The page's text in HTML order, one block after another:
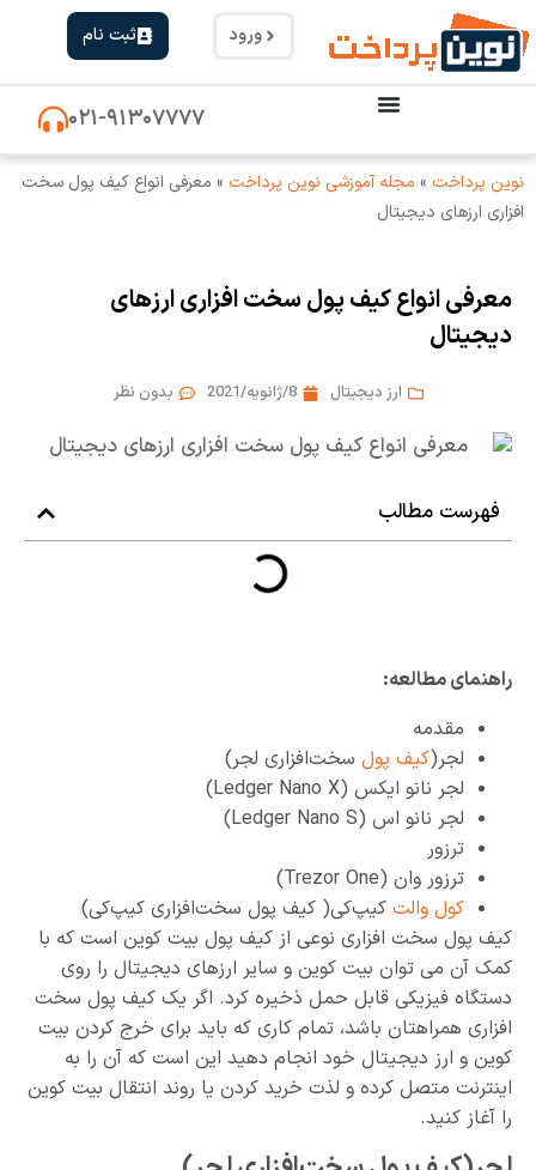
ورود ثبت نام
۰۲۱-۹۱۳۰۷۷۷۷
نوین پرداخت » مجله آموزشی نوین پرداخت » معرفی انواع کیف پول سخت
افزاری ارزهای دیجیتال
معرفی انواع کیف پول سخت افزاری ارزهای
دیجیتال
ارز دیجیتال 8/ژانویه/2021 بدون نظر
فهرست مطالب
راهنمای مطالعه:
مقدمه
لجر(کیف پول سخت‌افزاری لجر)
لجر نانو ایکس (Ledger Nano X)
لجر نانو اس (Ledger Nano S)
ترزور
ترزور وان (Trezor One)
کول والت کیپ‌کی( کیف پول سخت‌افزاری کیپ‌کی)
کیف پول سخت افزاری نوعی از کیف پول بیت کوین است که با
کمک آن می توان بیت کوین و سایر ارزهای دیجیتال را روی
دستگاه فیزیکی قابل حمل ذخیره کرد. اگر یک کیف پول سخت
افزاری همراهتان باشد، تمام کاری که باید برای خرج کردن بیت
کوین و ارز دیجیتال خود انجام دهید این است که آن را به
اینترنت متصل کرده و لذت خرید کردن یا روند انتقال بیت کوین
را آغاز کنید.